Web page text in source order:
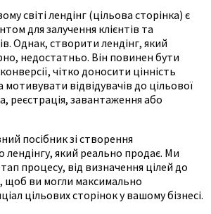
світі лендінг (цільова сторінка) є
для залучення клієнтів та
Однак, створити лендінг, який
недостатньо. Він повинен бути
чітко доносити цінність
мотивувати відвідувачів до цільової
реєстрація, завантаження або
посібник зі створення
який реально продає. Ми
процесу, від визначення цілей до
щоб ви могли максимально
цільових сторінок у вашому бізнесі.